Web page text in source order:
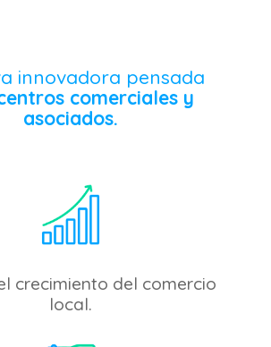
innovadora pensada
comerciales y
asociados.
crecimiento del comercio
local.